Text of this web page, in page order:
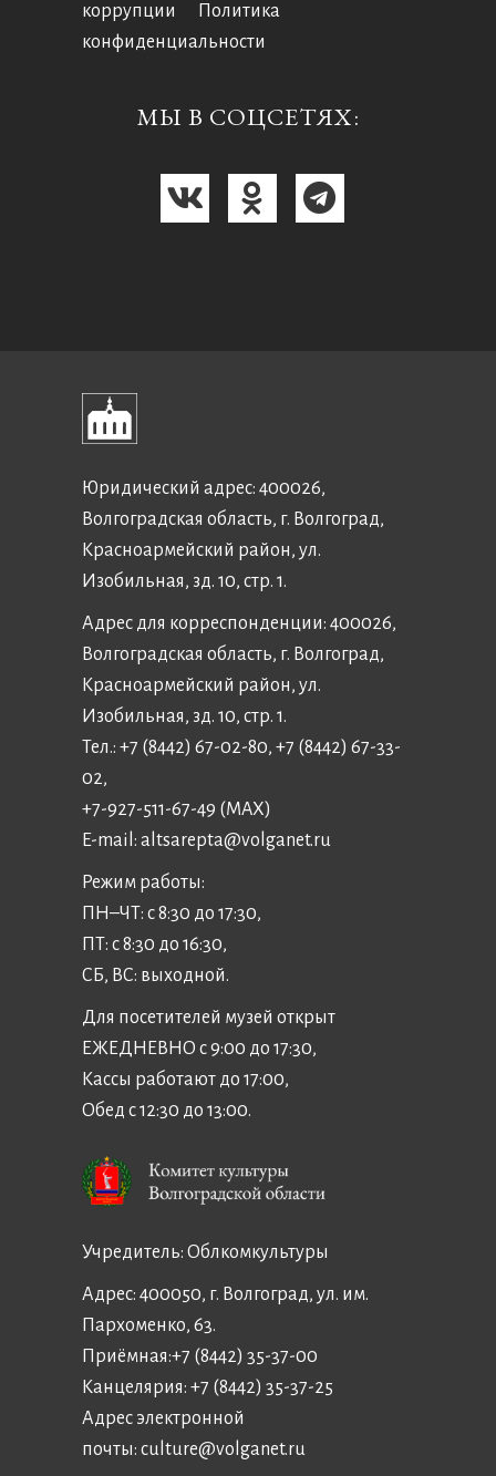
коррупции
Политика
конфиденциальности
МЫ В СОЦСЕТЯХ:
Юридический адрес: 400026,
Волгоградская область, г. Волгоград,
Красноармейский район, ул.
Изобильная, зд. 10, стр. 1.
Адрес для корреспонденции: 400026,
Волгоградская область, г. Волгоград,
Красноармейский район, ул.
Изобильная, зд. 10, стр. 1.
Тел.: +7 (8442) 67-02-80, +7 (8442) 67-33-
02,
+7-927-511-67-49 (MAX)
E-mail: altsarepta@volganet.ru
Режим работы:
ПН–ЧТ: с 8:30 до 17:30,
ПТ: с 8:30 до 16:30,
СБ, ВС: выходной.
Для посетителей музей открыт
ЕЖЕДНЕВНО с 9:00 до 17:30,
Кассы работают до 17:00,
Обед с 12:30 до 13:00.
Учредитель: Облкомкультуры
Адрес: 400050, г. Волгоград, ул. им.
Пархоменко, 63.
Приёмная:+7 (8442) 35-37-00
Канцелярия: +7 (8442) 35-37-25
Адрес электронной
почты: culture@volganet.ru